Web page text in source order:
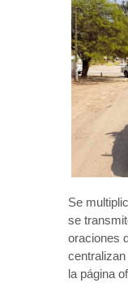
Se
se
oraciones
la página